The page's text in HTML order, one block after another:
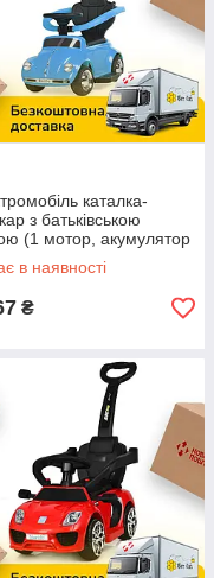
каталка-
з батьківською
(1 мотор, акумулятор
VOLKSWAGEN Bambi
4
в наявності
₴